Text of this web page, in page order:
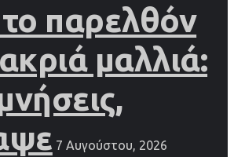
παρελθόν
μαλλιά:
7 Αυγούστου, 2026